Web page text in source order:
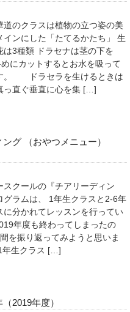
道のクラスは植物の立つ姿の美
インにした「たてるかたち」 生
は3種類 ドラセナは茎の下を
にカットするとお水を吸って
。 ドラセラを生けるときは
っ直ぐ垂直に心を集 […]
グ （おやつメニュー）
スクールの『チアリーディン
グラムは、 1年生クラスと2-6年
に分かれてレッスンを行ってい
年度も終わってしまったの
を振り返ってみようと思いま
年生クラス […]
2019年度）